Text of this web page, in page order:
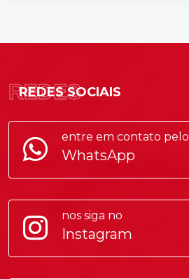
REDES SOCIAIS
REDES
entre em contato pelo
WhatsApp
nos siga no
Instagram